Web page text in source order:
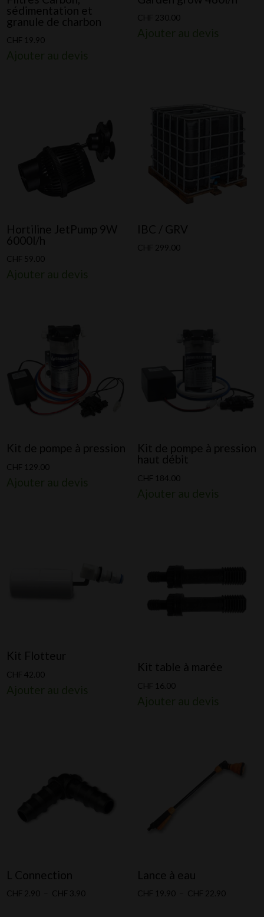
sédimentation et
granule de charbon
CHF 19.90
CHF 230.00
Hortiline JetPump 9W
6000l/h
CHF 59.00
IBC / GRV
CHF 299.00
Kit de pompe à pression
CHF 129.00
Kit de pompe à pression
haut débit
CHF 184.00
Kit Flotteur
CHF 42.00
Kit table à marée
CHF 16.00
L Connection
CHF 2.90 CHF 3.90Plage
Lance à eau
CHF 19.90 CHF 22.90Plage